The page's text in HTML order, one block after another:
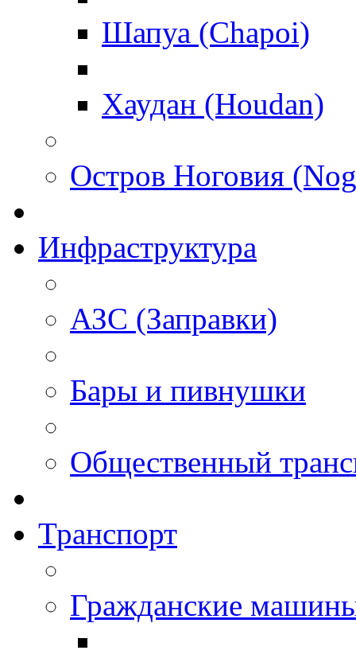
Шапуа (Chapoi)
Хаудан (Houdan)
Остров Ноговия
Инфраструктура
АЗС (Заправки)
Бары и пивнушки
Общественный
Транспорт
Гражданские